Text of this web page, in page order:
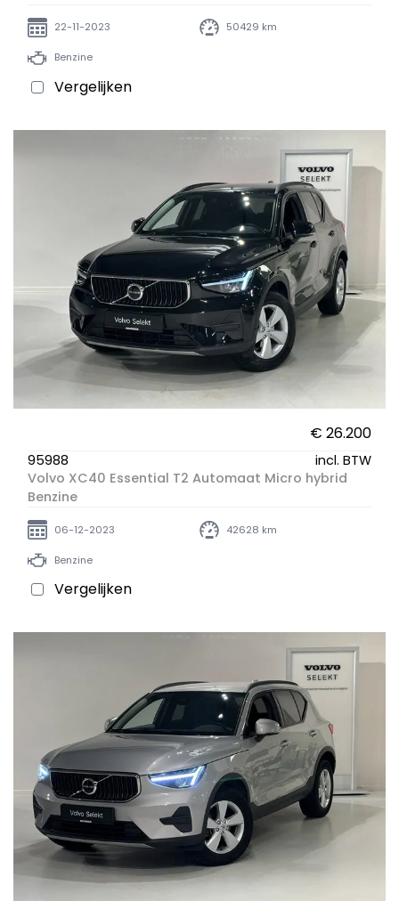
22-11-2023 50429 km
Benzine
Vergelijken
€ 26.200
95988
incl. BTW
Volvo XC40 Essential T2 Automaat Micro hybrid
Benzine
06-12-2023 42628 km
Benzine
Vergelijken